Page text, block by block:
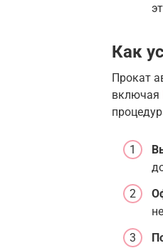
Как
Прокат
включая